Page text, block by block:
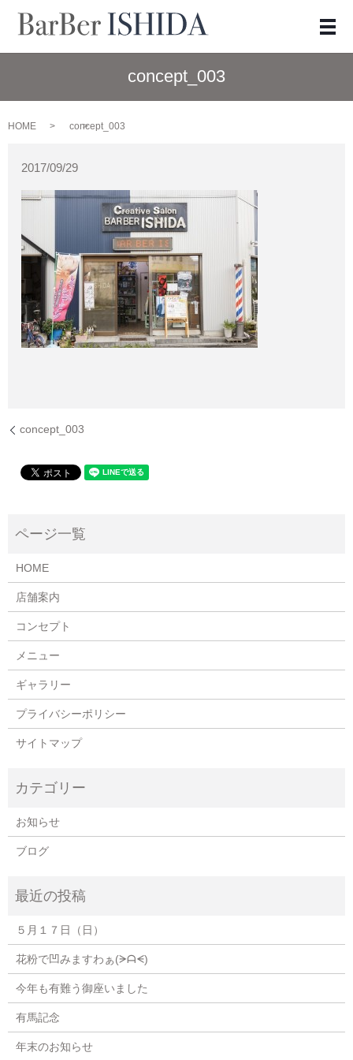
メ
concept_003
HOME concept_003
2017/09/29
concept_003
HOME
店舗案内
コンセプト
メニュー
ギャラリー
プライバシーポリシー
サイトマップ
お知らせ
ブログ
５月１７日（日）
花粉で凹みますわぁ(⁠ᗒ⁠ᗩ⁠ᗕ⁠)
今年も有難う御座いました
有馬記念
年末のお知らせ